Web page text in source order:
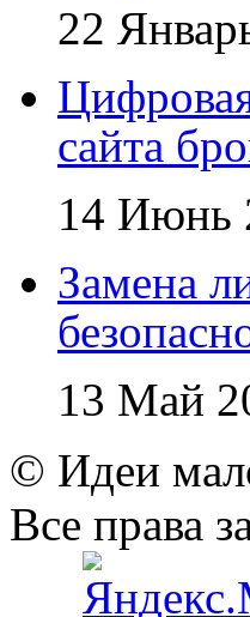
22
сайта
14 Июнь
Замена
13 Май
© Идеи
Все права